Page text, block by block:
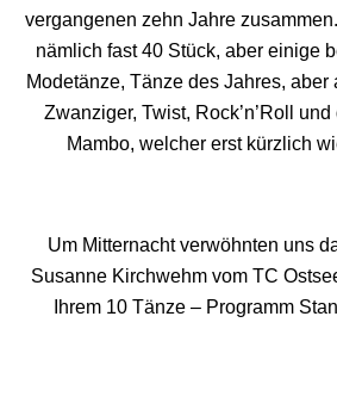
vergangenen zehn Jahre
nämlich fast 40 Stück, aber einige
Modetänze, Tänze des Jahres, aber
Zwanziger, Twist, Rock’n’Roll
Mambo, welcher erst kürzlich
Um Mitternacht verwöhnten uns
Susanne Kirchwehm vom TC
Ihrem 10 Tänze – Programm